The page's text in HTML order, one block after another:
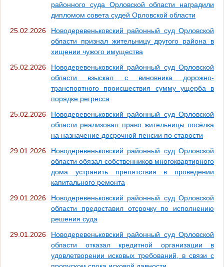
районного суда Орловской области наградили
дипломом совета судей Орловской области
25.02.2026
Новодеревеньковский районный суд Орловской
области признал жительницу другого района в
хищении чужого имущества
25.02.2026
Новодеревеньковский районный суд Орловской
области взыскал с виновника дорожно-
транспортного происшествия сумму ущерба в
порядке регресса
25.02.2026
Новодеревеньковский районный суд Орловской
области реализовал право жительницы посёлка
на назначение досрочной пенсии по старости
29.01.2026
Новодеревеньковский районный суд Орловской
области обязал собственников многоквартирного
дома устранить препятствия в проведении
капитального ремонта
29.01.2026
Новодеревеньковский районный суд Орловской
области предоставил отсрочку по исполнению
решения суда
29.01.2026
Новодеревеньковский районный суд Орловской
области отказал кредитной организации в
удовлетворении исковых требований, в связи с